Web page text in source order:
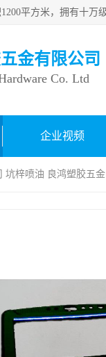
金有限公司
Co. Ltd
企业视频
坑梓喷油 良鸿塑胶五金